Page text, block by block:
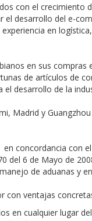
con el crecimiento
desarrollo del e-
en
en sus compras
de artículos de
desarrollo de la
Madrid y
concordancia con
del 6 de Mayo de
de aduanas y
con ventajas
en cualquier lugar